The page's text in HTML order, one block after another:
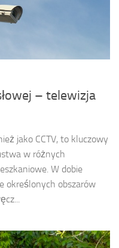
– telewizja
jako CCTV, to kluczowy
w różnych
W dobie
określonych obszarów